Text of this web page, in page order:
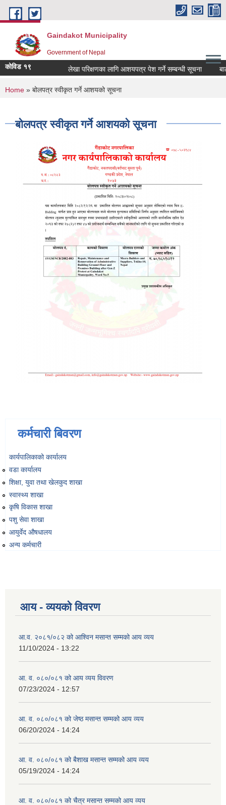
Skip to main content
Gaindakot Municipality
Government of Nepal
कोविड १९ लेखा परिक्षणका लागि आशयपत्र पेश गर्ने सम्बन्धी सूचना
You are here
Home » बोलपत्र स्वीकृत गर्ने आशयको सूचना
बोलपत्र स्वीकृत गर्ने आशयको सूचना
कर्मचारी बिवरण
कार्यपालिकाको कार्यालय
वडा कार्यालय
शिक्षा, युवा तथा खेलकुद शाखा
स्वास्थ्य शाखा
कृषि विकास शाखा
पशु सेवा शाखा
आयुर्वेद औषधालय
अन्य कर्मचारी
आय - व्ययको विवरण
आ.व. २०८१/०८२ को आश्विन मसान्त सम्मको आय व्यय
11/10/2024 - 13:22
आ. व. ०८०/०८१ को आय व्यय विवरण
07/23/2024 - 12:57
आ. व. ०८०/०८१ को जेष्ठ मसान्त सम्मको आय व्यय
06/20/2024 - 14:24
आ. व. ०८०/०८१ को बैशाख मसान्त सम्मको आय व्यय
05/19/2024 - 14:24
आ. व. ०८०/०८१ को चैत्र मसान्त सम्मको आय व्यय